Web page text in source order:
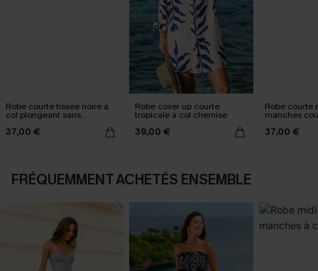
Robe courte tissée noire à
col plongeant sans
manches
37,00 €
Robe cover up courte
tropicale à col chemise
39,00 €
Robe courte
manches
37,00 €
FRÉQUEMMENT ACHETÉS ENSEMBLE